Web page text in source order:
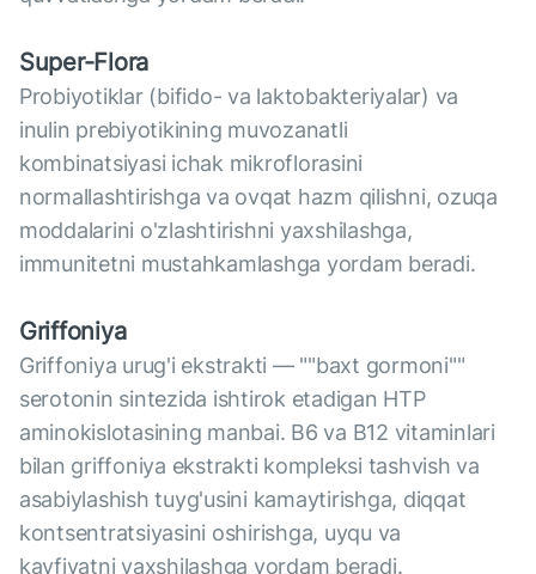
Super-Flora
Probiyotiklar (bifido- va laktobakteriyalar) va
inulin prebiyotikining muvozanatli
kombinatsiyasi ichak mikroflorasini
normallashtirishga va ovqat hazm qilishni, ozuqa
moddalarini o'zlashtirishni yaxshilashga,
immunitetni mustahkamlashga yordam beradi.
Griffoniya
Griffoniya urug'i ekstrakti — ""baxt gormoni""
serotonin sintezida ishtirok etadigan HTP
aminokislotasining manbai. B6 va B12 vitaminlari
bilan griffoniya ekstrakti kompleksi tashvish va
asabiylashish tuyg'usini kamaytirishga, diqqat
kontsentratsiyasini oshirishga, uyqu va
kayfiyatni yaxshilashga yordam beradi.